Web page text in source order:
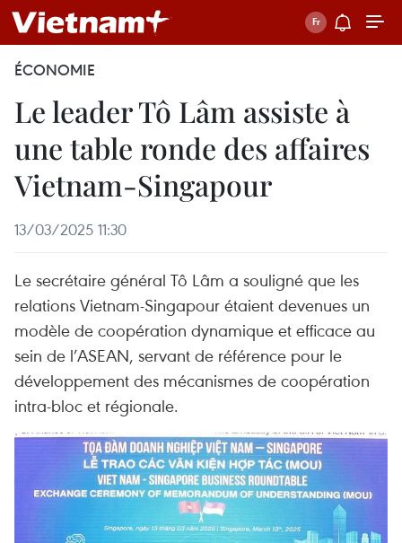
ÉCONOMIE
Le leader Tô Lâm assiste à
une table ronde des affaires
Vietnam-Singapour
13/03/2025 11:30
Le secrétaire général Tô Lâm a souligné que les
relations Vietnam-Singapour étaient devenues un
modèle de coopération dynamique et efficace au
sein de l’ASEAN, servant de référence pour le
développement des mécanismes de coopération
intra-bloc et régionale.